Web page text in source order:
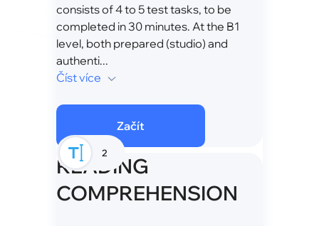
consists of 4 to 5 test tasks, to be
completed in 30 minutes. At the B1
level, both prepared (studio) and
authenti...
Číst více
Začít
2
READING
COMPREHENSION